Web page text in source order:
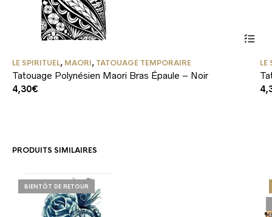
LE SPIRITUEL, MAORI, TATOUAGE TEMPORAIRE
Tatouage Polynésien Maori Bras Épaule – Noir
4,30€
LE
PRODUITS SIMILAIRES
BIENTÔT DE RETOUR